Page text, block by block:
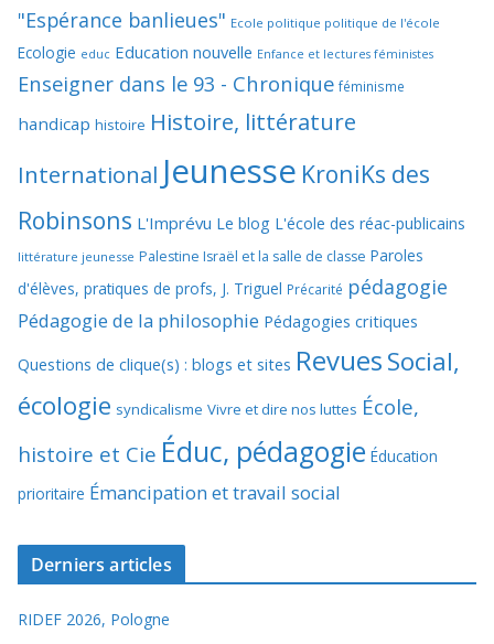
"Espérance banlieues" Ecole politique politique de l'école
Ecologie educ Education nouvelle Enfance et lectures féministes
Enseigner dans le 93 - Chronique féminisme
handicap histoire Histoire, littérature
International Jeunesse KroniKs des
Robinsons L'Imprévu Le blog L'école des réac-publicains
littérature jeunesse Palestine Israël et la salle de classe Paroles
d'élèves, pratiques de profs, J. Triguel Précarité pédagogie
Pédagogie de la philosophie Pédagogies critiques
Questions de clique(s) : blogs et sites RevuesSocial,
écologie syndicalisme Vivre et dire nos luttes École,
histoire et Cie Éduc, pédagogie Éducation
prioritaire Émancipation et travail social
Derniers articles
RIDEF 2026, Pologne